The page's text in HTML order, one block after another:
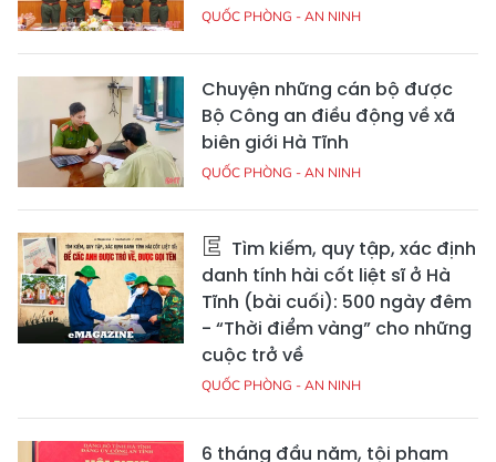
QUỐC PHÒNG - AN NINH
Chuyện những cán bộ được
Bộ Công an điều động về xã
biên giới Hà Tĩnh
QUỐC PHÒNG - AN NINH
Tìm kiếm, quy tập, xác định
danh tính hài cốt liệt sĩ ở Hà
Tĩnh (bài cuối): 500 ngày đêm
- “Thời điểm vàng” cho những
cuộc trở về
QUỐC PHÒNG - AN NINH
6 tháng đầu năm, tội phạm